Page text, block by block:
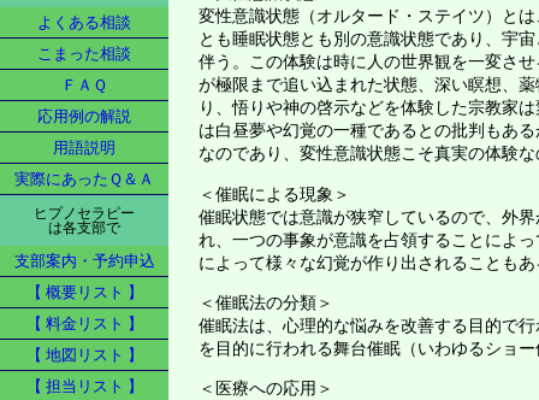
よくある相談
こまった相談
ＦＡＱ
応用例の解説
用語説明
実際にあったＱ＆Ａ
ヒプノセラピー
は各支部で
支部案内・予約申込
【 概要リスト 】
【 料金リスト 】
【 地図リスト 】
【 担当リスト 】
変性意識状態（オルタード・ステイツ）と
とも睡眠状態とも別の意識状態であり、宇
伴う。この体験は時に人の世界観を一変さ
が極限まで追い込まれた状態、深い瞑想、
り、悟りや神の啓示などを体験した宗教家
は白昼夢や幻覚の一種であるとの批判もあ
なのであり、変性意識状態こそ真実の体験
＜催眠による現象＞
催眠状態では意識が狭窄しているので、外
れ、一つの事象が意識を占領することによ
によって様々な幻覚が作り出されることもあ
＜催眠法の分類＞
催眠法は、心理的な悩みを改善する目的で
を目的に行われる舞台催眠（いわゆるショ
＜医療への応用＞